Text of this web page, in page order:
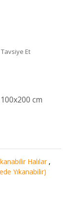
Tavsiye Et
cm
Halılar ,
Yıkanabilir)